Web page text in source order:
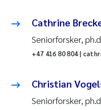
Cathrine
Seniorforsker,
+47 416 80 804 |
Christian
Seniorforsker,